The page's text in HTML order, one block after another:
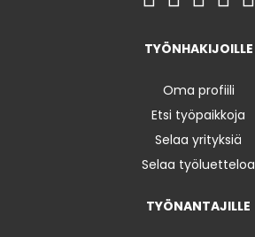
TYÖNHAKIJOILLE
Oma profiili
Etsi työpaikkoja
Selaa yrityksiä
Selaa työluetteloa
TYÖNANTAJILLE